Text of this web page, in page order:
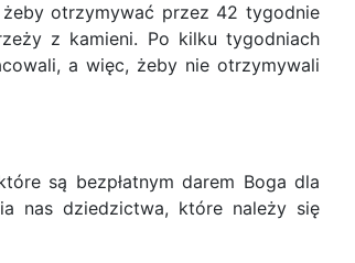
otrzymywać przez 42 tygodnie
z kamieni. Po kilku tygodniach
a więc, żeby nie otrzymywali
są bezpłatnym darem Boga dla
nas dziedzictwa, które należy się